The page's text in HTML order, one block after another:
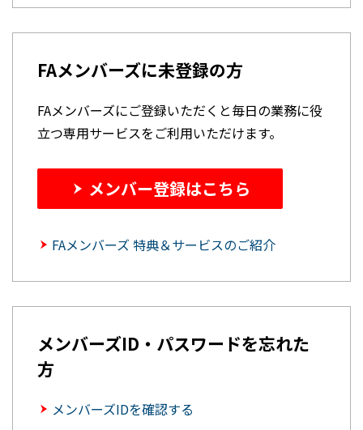
FAメンバーズに未登録の方
FAメンバーズにご登録いただくと毎日の業務に役
立つ専用サービスをご利用いただけます。
メンバー登録はこちら
FAメンバーズ 特典＆サービスのご紹介
メンバーズID・パスワードを忘れた
方
メンバーズIDを確認する